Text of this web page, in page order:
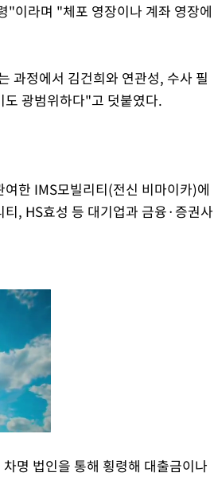
"이라며 "체포 영장이나 계좌 영장에
과정에서 김건희와 연관성, 수사 필
도 광범위하다"고 덧붙였다.
한 IMS모빌리티(전신 비마이카)에
, HS효성 등 대기업과 금융·증권사
명 법인을 통해 횡령해 대출금이나